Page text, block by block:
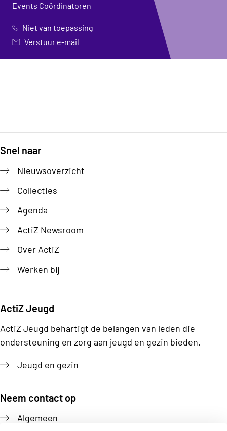
Events Coördinatoren
Niet van toepassing
Verstuur e-mail
Snel naar
Nieuwsoverzicht
Collecties
Agenda
ActiZ Newsroom
Over ActiZ
Werken bij
ActiZ Jeugd
ActiZ Jeugd behartigt de belangen van leden die
ondersteuning en zorg aan jeugd en gezin bieden.
Jeugd en gezin
Neem contact op
Algemeen